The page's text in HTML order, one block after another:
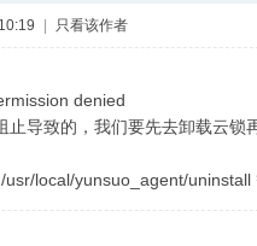
只看该作者
denied
止导致的，我们要先去卸载云锁
local/yunsuo_agent/uninstall